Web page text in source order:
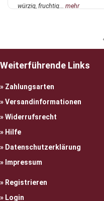
würzig, fruchtig... mehr
Weiterführende Links
Zahlungsarten
Versandinformationen
Widerrufsrecht
Hilfe
Datenschutzerklärung
Impressum
Registrieren
Login